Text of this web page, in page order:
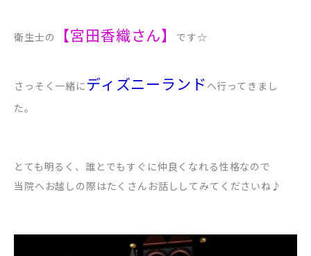
衛生士の 【宮田香織さん】 です☆
さっそく一緒にディズニーランド へ行ってきまし
た。
とても明るく、誰とでもすぐに仲良くなれる性格なので
当院へお越しの際はたくさんお話ししてみてくださいね♪